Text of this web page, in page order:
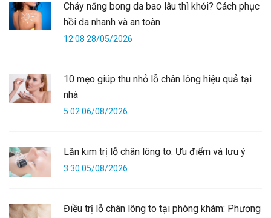
Cháy nắng bong da bao lâu thì khỏi? Cách phục
hồi da nhanh và an toàn
12:08 28/05/2026
10 mẹo giúp thu nhỏ lỗ chân lông hiệu quả tại
nhà
5:02 06/08/2026
Lăn kim trị lỗ chân lông to: Ưu điểm và lưu ý
3:30 05/08/2026
Điều trị lỗ chân lông to tại phòng khám: Phương